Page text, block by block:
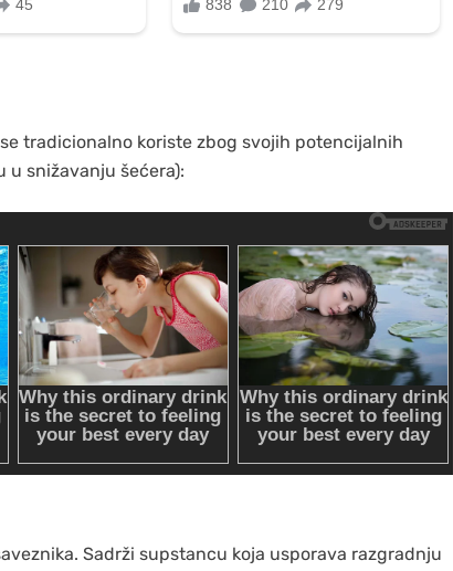
tradicionalno koriste zbog svojih potencijalnih
u snižavanju šećera):
Sadrži supstancu koja usporava razgradnju